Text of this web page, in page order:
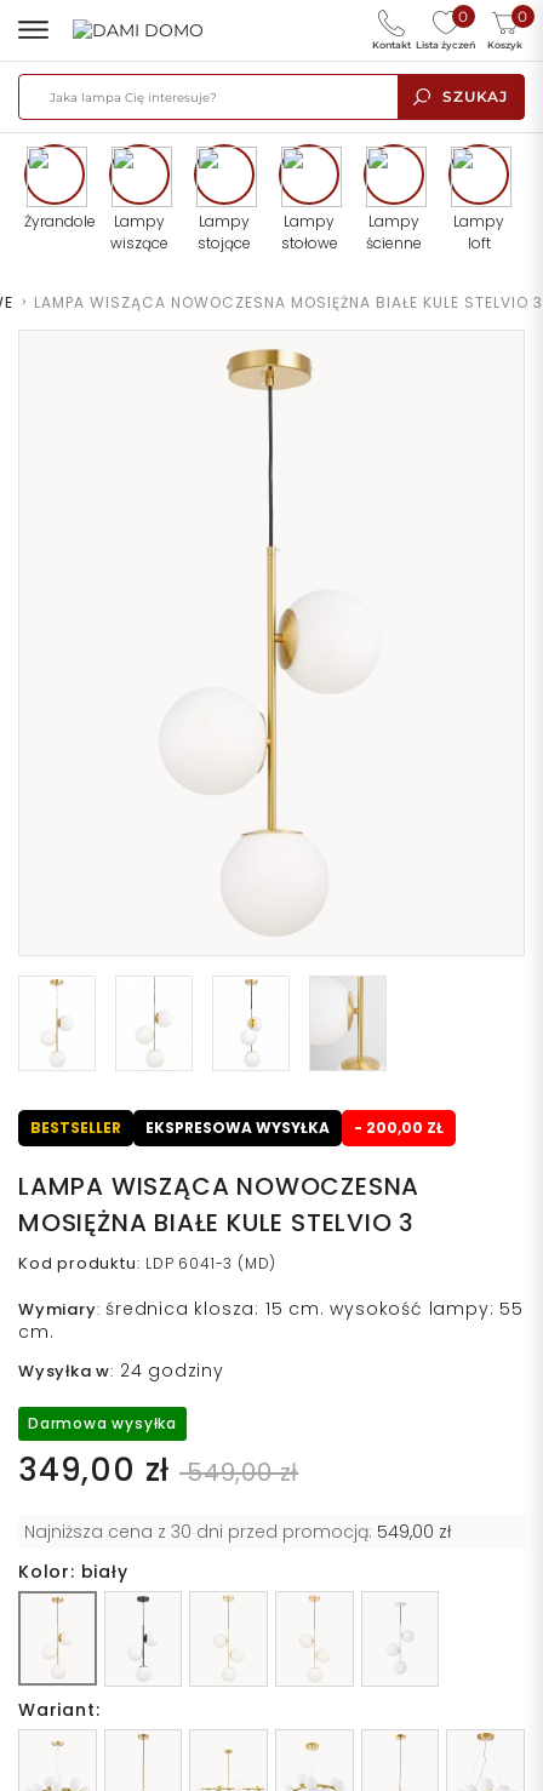
SZUKAJ
0
Lista życzeń
0
Koszyk
Kontakt
Żyrandole
Lampy
wiszące
Lampy
stojące
Lampy
stołowe
Lampy
ścienne
Lampy
loft
> LAMPA WISZĄCA NOWOCZESNA MOSIĘŻNA BIAŁE KULE STELVIO 3
BESTSELLER EKSPRESOWA WYSYŁKA - 200,00 ZŁ
LAMPA WISZĄCA NOWOCZESNA
MOSIĘŻNA BIAŁE KULE STELVIO 3
Kod produktu: LDP 6041-3 (MD)
Wymiary: średnica klosza: 15 cm. wysokość lampy: 55
cm.
Wysyłka w: 24 godziny
Darmowa wysyłka
349,00 zł 549,00 zł
Najniższa cena z 30 dni przed promocją: 549,00 zł
Kolor: biały
Wariant: